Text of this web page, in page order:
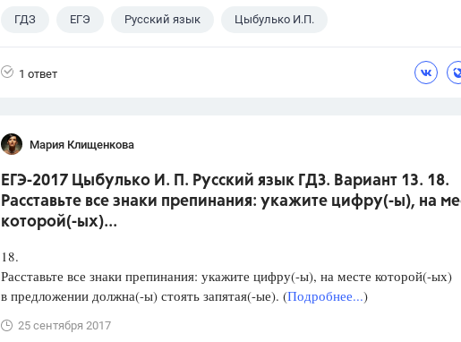
ГДЗ ЕГЭ Русский язык Цыбулько И.П.
1 ответ
Мария Клищенкова
ЕГЭ-2017 Цыбулько И. П. Русский язык ГДЗ. Вариант 13. 18.
Расставьте все знаки препинания: укажите цифру(-ы), на
которой(-ых)...
18.
Расставьте все знаки препинания: укажите цифру(-ы), на месте которой(-ых)
в предложении должна(-ы) стоять запятая(-ые). (Подробнее...)
25 сентября 2017